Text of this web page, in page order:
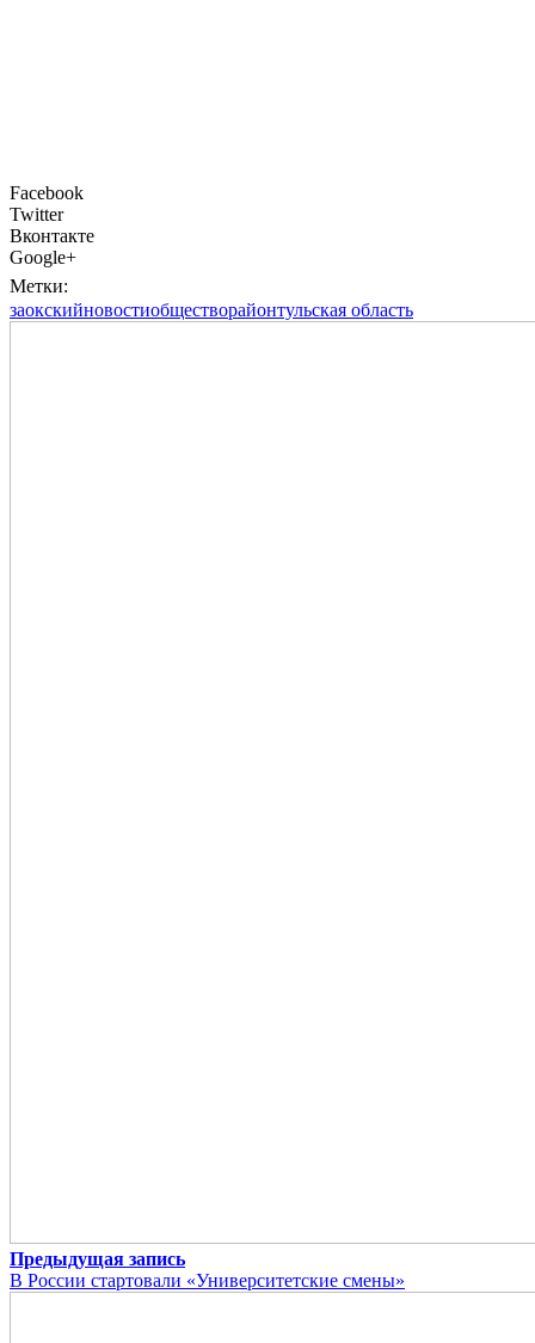
Facebook
Twitter
Вконтакте
Google+
Метки:
заокскийновостиобществорайонтульская область
Предыдущая запись
В России стартовали «Университетские смены»